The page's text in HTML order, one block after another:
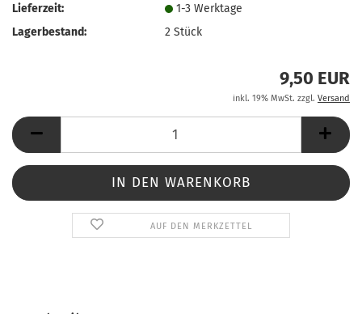
Lieferzeit:
1-3 Werktage
Lagerbestand:
2Stück
9,50 EUR
inkl. 19% MwSt. zzgl. Versand
AUF DEN MERKZETTEL